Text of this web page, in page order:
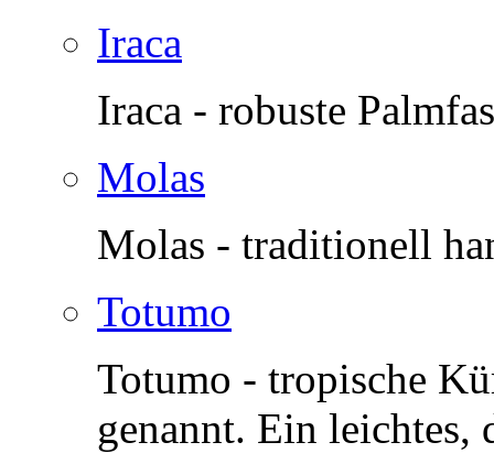
Iraca
Iraca - robuste
Molas
Molas - traditionell
Totumo
Totumo - tropische
genannt. Ein leichtes,